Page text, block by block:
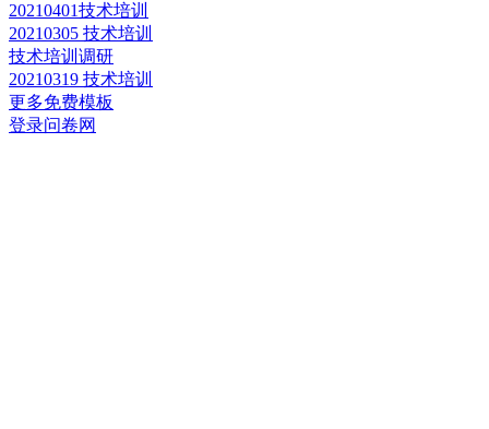
20210401技术培训
20210305 技术培训
技术培训调研
20210319 技术培训
更多免费模板
登录问卷网